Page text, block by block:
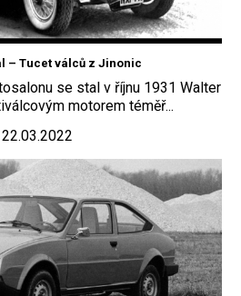
– Tucet válců z Jinonic
se stal v říjnu 1931 Walter
motorem téměř...
22.03.2022